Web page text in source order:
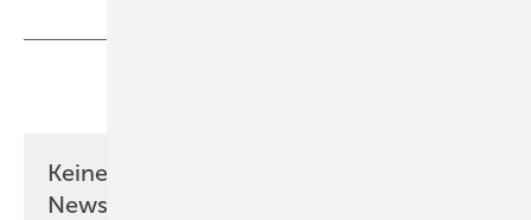
Keine Zeit? Kein Problem mit dem BM
Newsletter!